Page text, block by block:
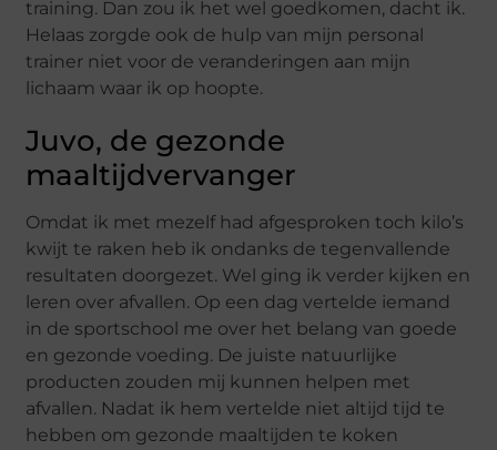
training. Dan zou ik het wel goedkomen, dacht ik.
Helaas zorgde ook de hulp van mijn personal
trainer niet voor de veranderingen aan mijn
lichaam waar ik op hoopte.
Juvo, de gezonde
maaltijdvervanger
Omdat ik met mezelf had afgesproken toch kilo’s
kwijt te raken heb ik ondanks de tegenvallende
resultaten doorgezet. Wel ging ik verder kijken en
leren over afvallen. Op een dag vertelde iemand
in de sportschool me over het belang van goede
en gezonde voeding. De juiste natuurlijke
producten zouden mij kunnen helpen met
afvallen. Nadat ik hem vertelde niet altijd tijd te
hebben om gezonde maaltijden te koken